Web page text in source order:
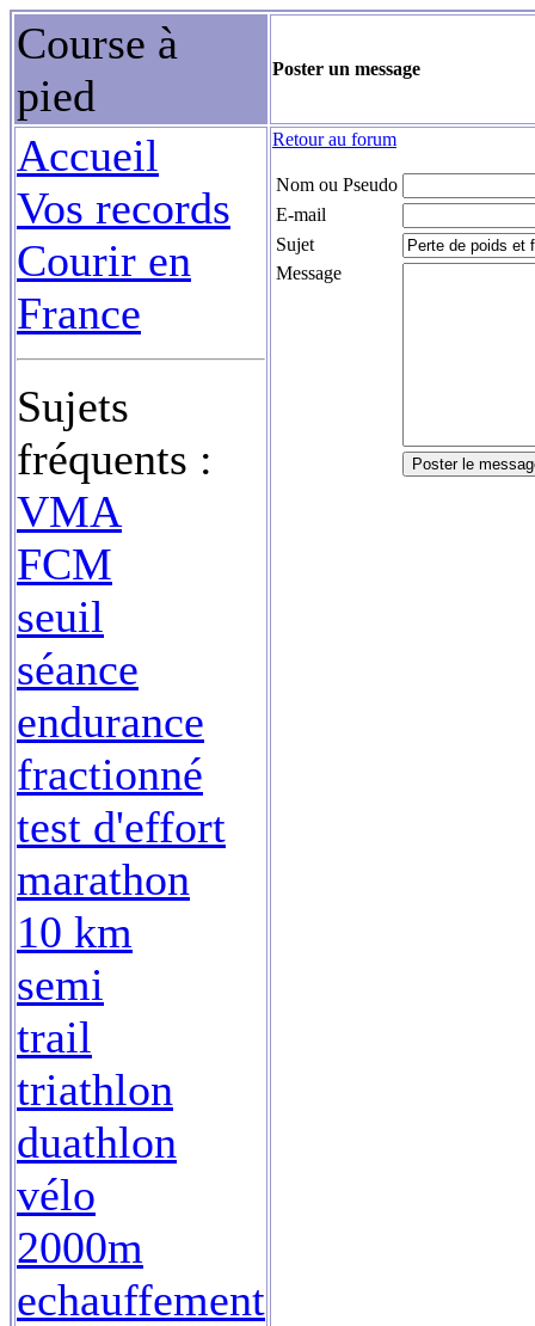
Course à
pied
Poster un message
Accueil
Vos records
Courir en
France
Sujets
fréquents :
VMA
FCM
seuil
séance
endurance
fractionné
test d'effort
marathon
10 km
semi
trail
triathlon
duathlon
vélo
2000m
echauffement
Retour au forum
Nom ou Pseudo
E-mail
Sujet
Message